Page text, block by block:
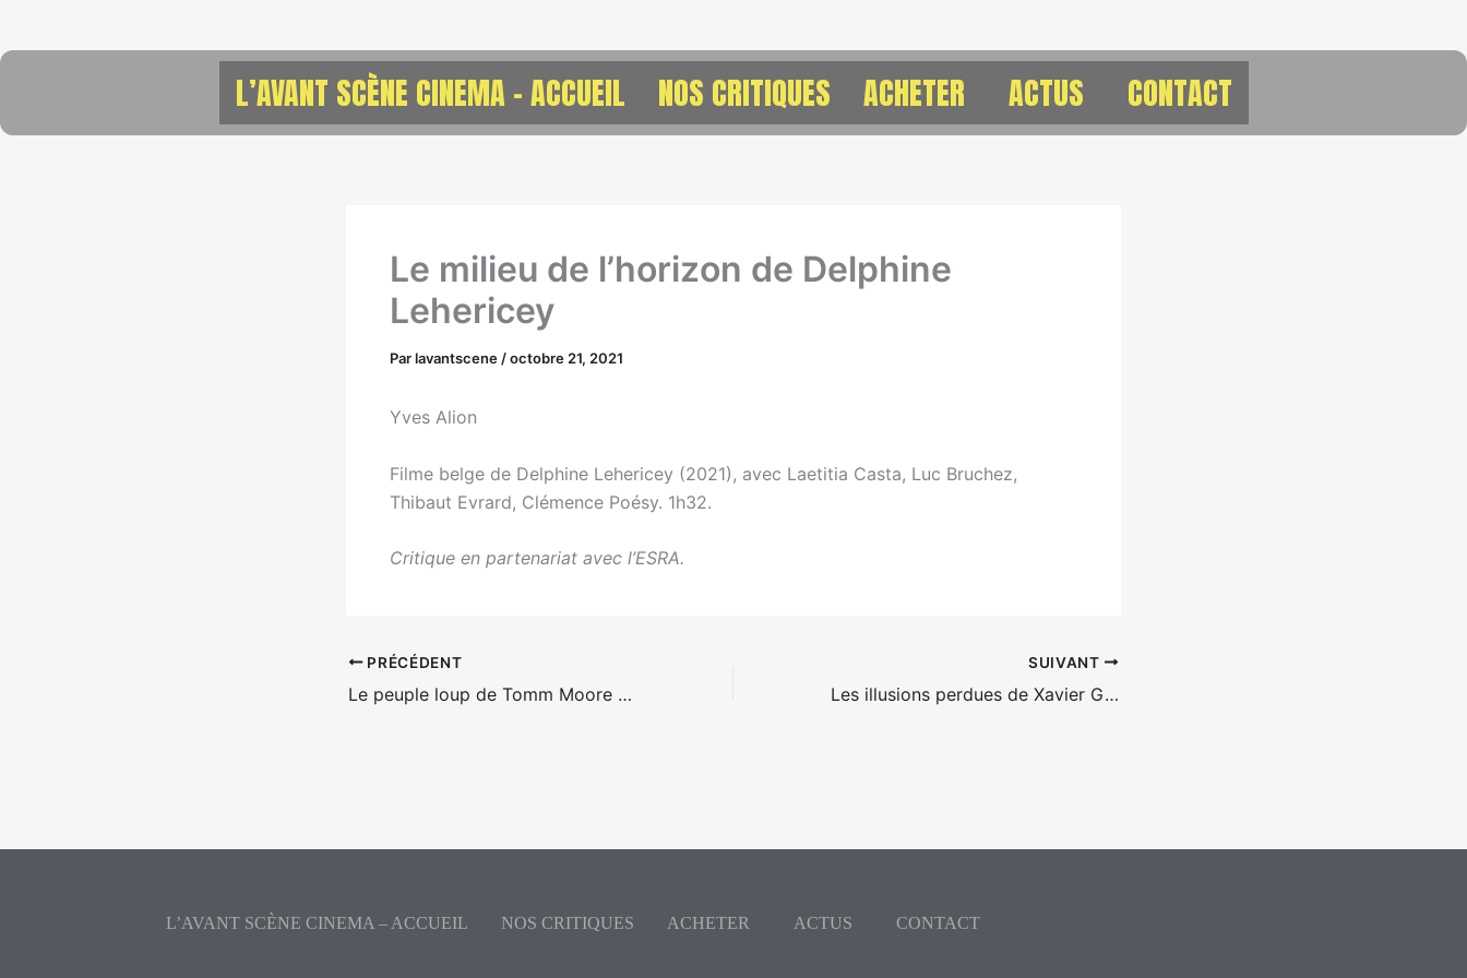
L’AVANT SCÈNE CINEMA – ACCUEIL NOS CRITIQUES ACHETER ACTUS CONTACT
Le milieu de l’horizon de Delphine
Lehericey
Parlavantscene /octobre 21, 2021
Yves Alion
Filme belge de Delphine Lehericey (2021), avec Laetitia Casta, Luc Bruchez,
Thibaut Evrard, Clémence Poésy. 1h32.
Critique en partenariat avec l’ESRA.
PRÉCÉDENT
Le peuple loup de Tomm Moore et Ross Stewart
SUIVANT
Les illusions perdues de Xavier Giannoli
L’AVANT SCÈNE CINEMA – ACCUEIL NOS CRITIQUES ACHETER ACTUS CONTACT